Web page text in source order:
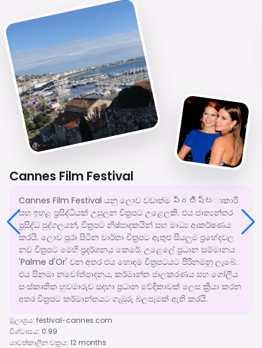
Cannes Film Festival
Cannes Film Festival යනු ලොව වඩාත්ම ప్రతిష్టාකාරී
සහ ඉහළ ප්‍රසිද්ධියක් උසුලන චිත්‍රපට උළෙලකි. එය ජාත්‍යන්තර
ප්‍රසිද්ධ පුද්ගලයන්, චිත්‍රපට නිෂ්පාදකයින් සහ මාධ්‍ය ආකර්ෂණය
කරයි. ලොව පුරා සිටින වාර්තා චිත්‍රපට ඇතුළු සියලුම ප්‍රභේදවල
නව චිත්‍රපට මෙහි ප්‍රදර්ශනය කෙරේ. උළෙලේ ප්‍රධාන සම්මානය
'Palme d'Or' වන අතර එය හොඳම චිත්‍රපටයට පිරිනමනු ලැබේ.
එය සිනමා නවෝත්පාදනය, කර්මාන්ත ජාලකරණය සහ ගෝලීය
සංස්කෘතික හුවමාරුව සඳහා ප්‍රධාන වේදිකාවක් ලෙස ක්‍රියා කරන
අතර චිත්‍රපට කර්මාන්තයට ගැඹුරු බලපෑමක් ඇති කරයි.
මූලාශ්‍රය: festival-cannes.com
විශ්වාසය: 0.99
යාවත්කාලීන චක්‍රය: 12 months